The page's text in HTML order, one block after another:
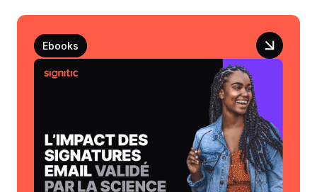
Ebooks